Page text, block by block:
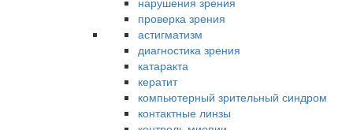
проверка зрения
астигматизм
диагностика зрения
катаракта
кератит
компьютерный зрительный синдром
контактные линзы